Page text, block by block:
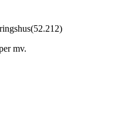
(52.212)
mv.